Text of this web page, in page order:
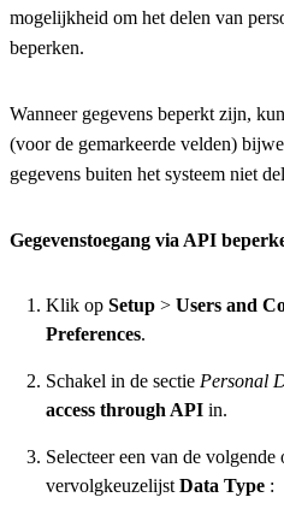
mogelijkheid om het delen van
beperken.
Wanneer gegevens beperkt zijn,
(voor de gemarkeerde velden)
gegevens buiten het systeem niet
Gegevenstoegang via API
Klik op Setup > Users and
Preferences.
Schakel in de sectie Personal
access through API in.
Selecteer een van de volgende
vervolgkeuzelijst Data Type :